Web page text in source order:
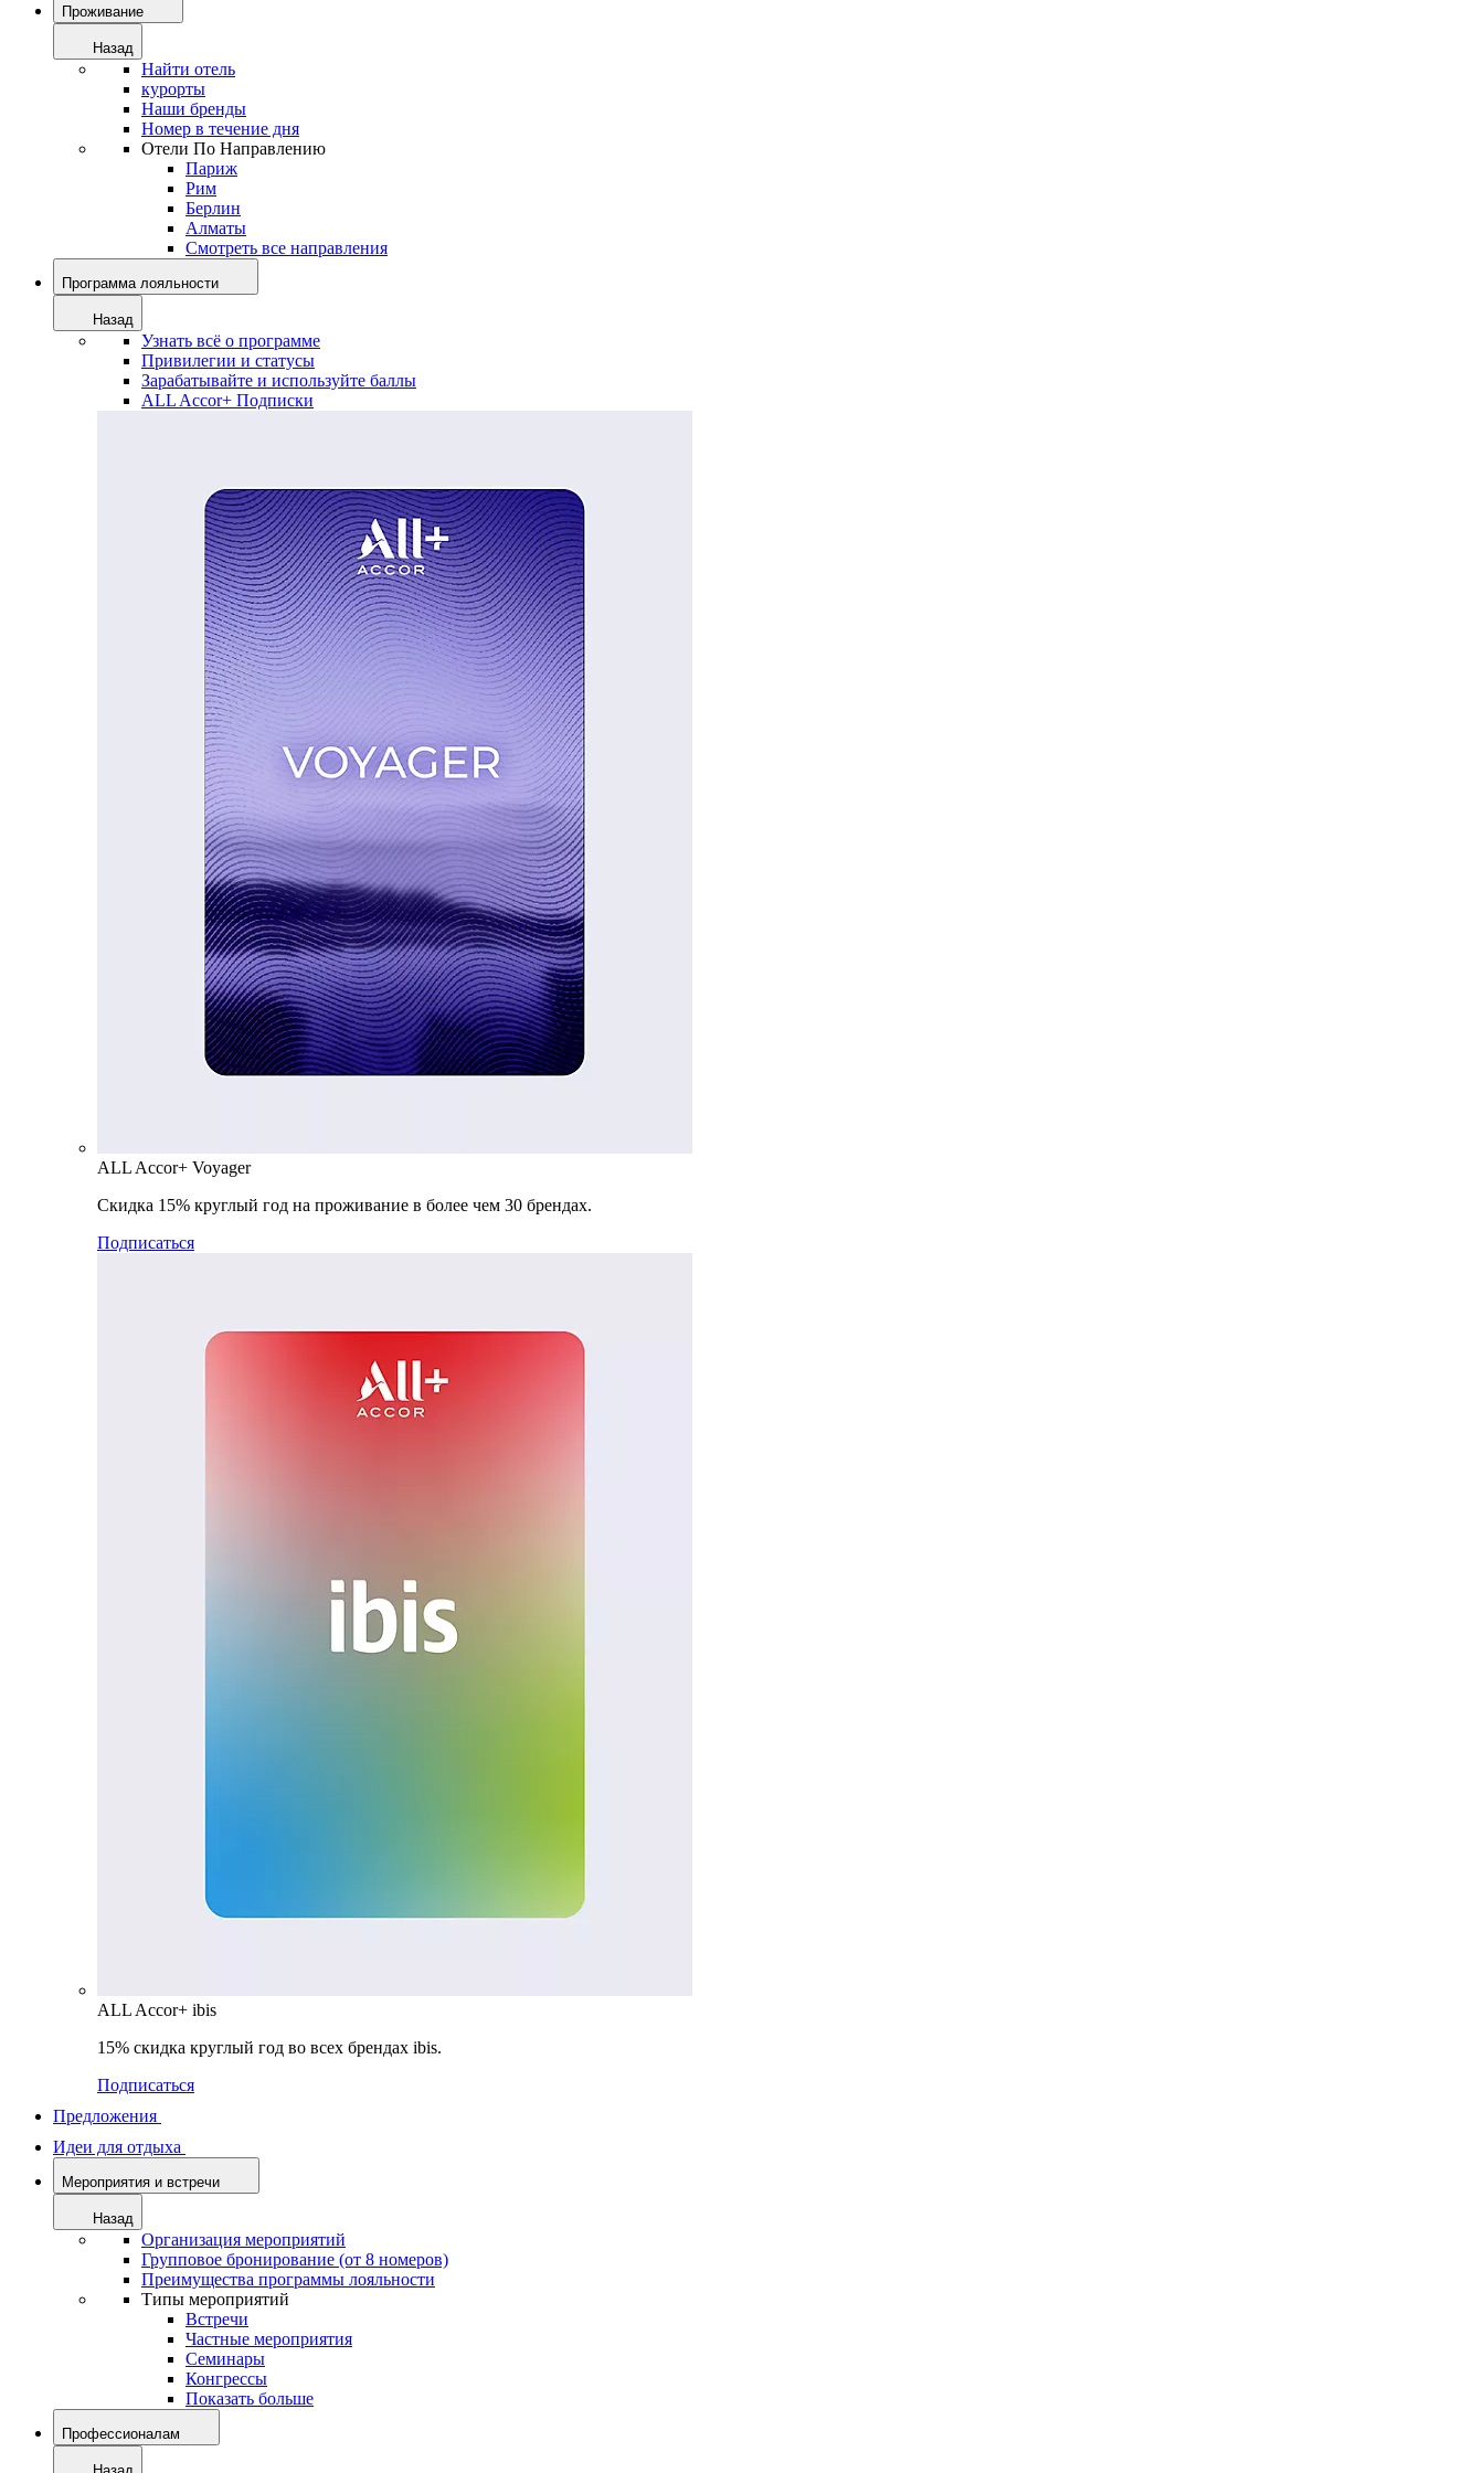
Проживание
Назад
Найти отель
курорты
Наши бренды
Номер в течение дня
Отели По Направлению
Париж
Рим
Берлин
Алматы
Смотреть все направления
Программа лояльности
Назад
Узнать всё о программе
Привилегии и статусы
Зарабатывайте и используйте баллы
ALL Accor+ Подписки
ALL Accor+ Voyager
Скидка 15% круглый год на проживание в более чем 30 брендах.
Подписаться
ALL Accor+ ibis
15% скидка круглый год во всех брендах ibis.
Подписаться
Предложения
Идеи для отдыха
Мероприятия и встречи
Назад
Организация мероприятий
Групповое бронирование (от 8 номеров)
Преимущества программы лояльности
Типы мероприятий
Встречи
Частные мероприятия
Семинары
Конгрессы
Показать больше
Профессионалам